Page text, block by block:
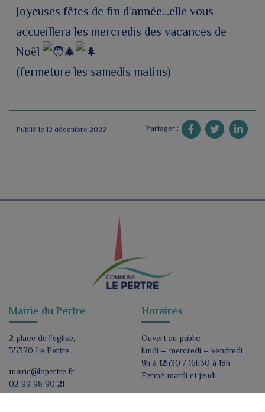
Joyeuses fêtes de fin d’année…elle vous
accueillera les mercredis des vacances de
Noël
(fermeture les samedis matins)
Publié le 12 décembre 2022 Partager :
Mairie du Pertre
2 place de l’église,
35370 Le Pertre
mairie@lepertre.fr
02 99 96 90 21
Horaires
Ouvert au public
lundi – mercredi – vendredi
9h à 12h30 / 16h30 à 18h
Fermé mardi et jeudi